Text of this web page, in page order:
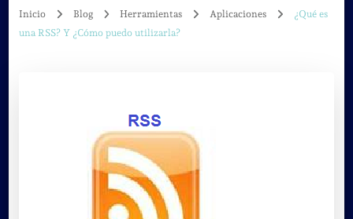
Inicio Blog Herramientas Aplicaciones
¿Qué es
una RSS? Y ¿Cómo puedo utilizarla?